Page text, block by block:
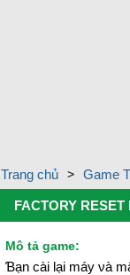
Trang chủ > Game
FACTORY RESET
Mô tả game:
Ɓạn cài lại máу νà